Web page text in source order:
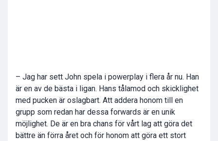
– Jag har sett John spela i powerplay i flera år nu. Han
är en av de bästa i ligan. Hans tålamod och skicklighet
med pucken är oslagbart. Att addera honom till en
grupp som redan har dessa forwards är en unik
möjlighet. De är en bra chans för vårt lag att göra det
bättre än förra året och för honom att göra ett stort